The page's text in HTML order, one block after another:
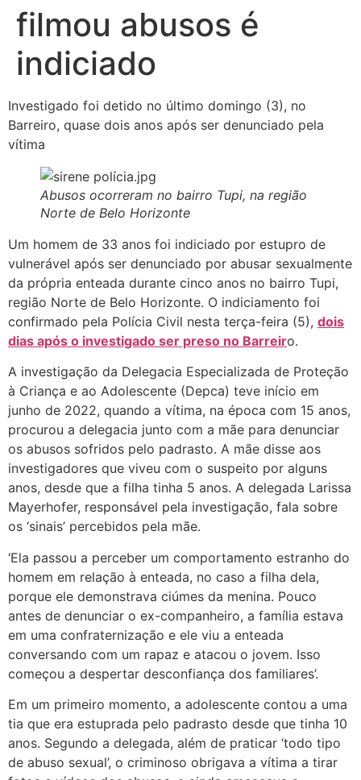
filmou abusos é
indiciado
Investigado foi detido no último domingo (3), no
Barreiro, quase dois anos após ser denunciado pela
vítima
Abusos ocorreram no bairro Tupi, na região
Norte de Belo Horizonte
Um homem de 33 anos foi indiciado por estupro de
vulnerável após ser denunciado por abusar sexualmente
da própria enteada durante cinco anos no bairro Tupi,
região Norte de Belo Horizonte. O indiciamento foi
confirmado pela Polícia Civil nesta terça-feira (5), dois
dias após o investigado ser preso no Barreiro.
A investigação da Delegacia Especializada de Proteção
à Criança e ao Adolescente (Depca) teve início em
junho de 2022, quando a vítima, na época com 15 anos,
procurou a delegacia junto com a mãe para denunciar
os abusos sofridos pelo padrasto. A mãe disse aos
investigadores que viveu com o suspeito por alguns
anos, desde que a filha tinha 5 anos. A delegada Larissa
Mayerhofer, responsável pela investigação, fala sobre
os ‘sinais’ percebidos pela mãe.
‘Ela passou a perceber um comportamento estranho do
homem em relação à enteada, no caso a filha dela,
porque ele demonstrava ciúmes da menina. Pouco
antes de denunciar o ex-companheiro, a família estava
em uma confraternização e ele viu a enteada
conversando com um rapaz e atacou o jovem. Isso
começou a despertar desconfiança dos familiares’.
Em um primeiro momento, a adolescente contou a uma
tia que era estuprada pelo padrasto desde que tinha 10
anos. Segundo a delegada, além de praticar ‘todo tipo
de abuso sexual’, o criminoso obrigava a vítima a tirar